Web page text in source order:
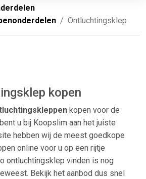
Ontluchtingsklep
kopen
kopen voor de
u bij Koopslim aan het juiste
hebben wij de meest goedkope
online voor u op een rijtje
ontluchtingsklep vinden is nog
Bekijk het aanbod dus snel